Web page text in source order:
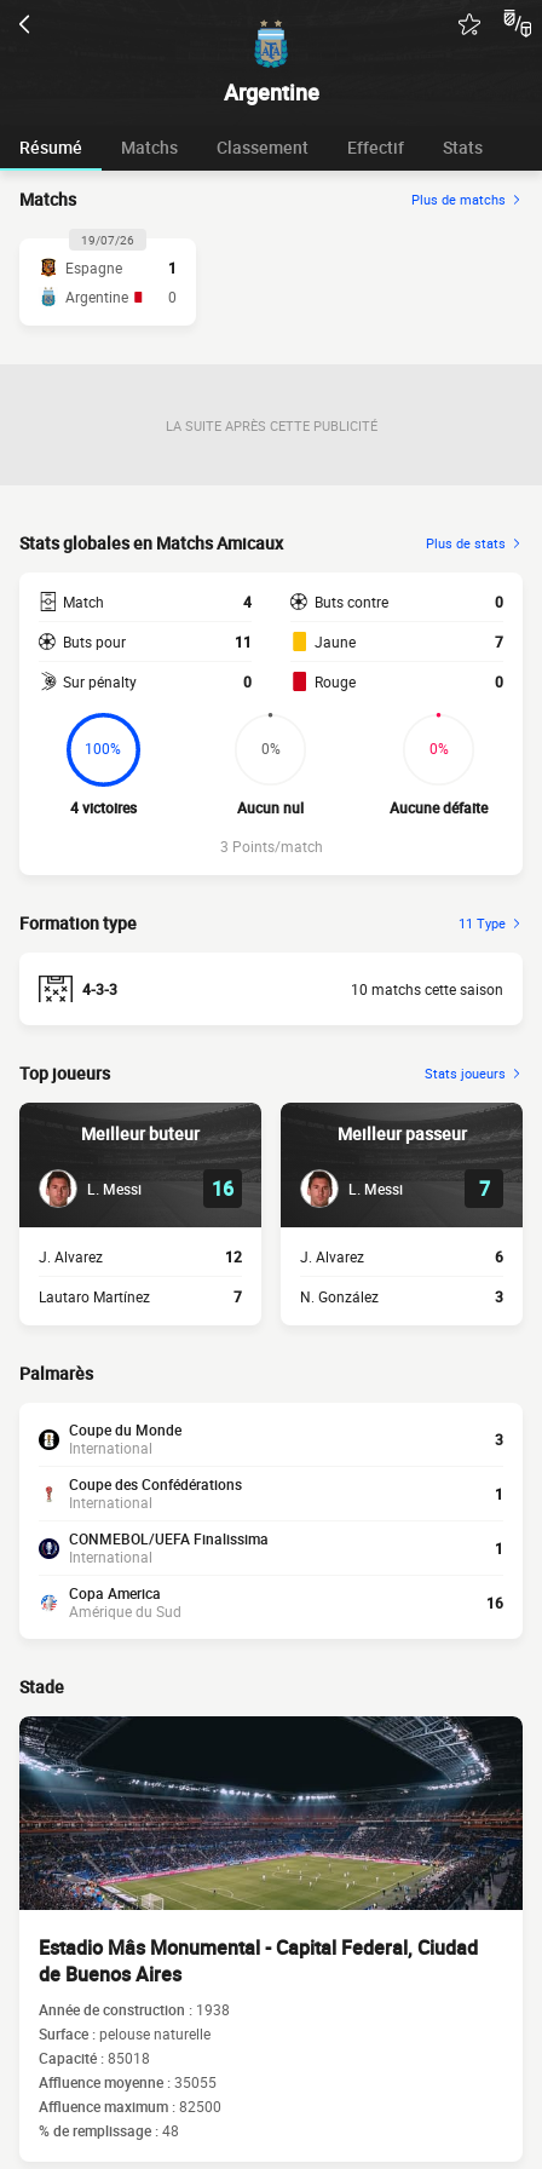
Argentine
Résumé Matchs Classement Effectif Stats
Matchs Plus de matchs
19/07/26
Espagne
1
Argentine
0
LA SUITE APRÈS CETTE PUBLICITÉ
Stats globales en Matchs Amicaux Plus de stats
Match 4
Buts pour 11
Sur pénalty 0
Buts contre 0
Jaune 7
Rouge 0
100%
4 victoires
0%
Aucun nul
0%
Aucune défaite
3 Points/match
Formation type 11 Type
4-3-3 10 matchs cette saison
Top joueurs Stats joueurs
Meilleur buteur
L. Messi 16
J. Alvarez 12
Lautaro Martínez 7
Meilleur passeur
L. Messi 7
J. Alvarez 6
N. González 3
Palmarès
Coupe du Monde
International
3
Coupe des Confédérations
International
1
CONMEBOL/UEFA Finalissima
International
1
Copa America
Amérique du Sud
16
Stade
Estadio Mâs Monumental - Capital Federal, Ciudad
de Buenos Aires
Année de construction : 1938
Surface :pelouse naturelle
Capacité :85018
Affluence moyenne :35055
Affluence maximum :82500
% de remplissage :48